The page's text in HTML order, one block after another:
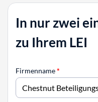
In nur zwei
zu Ihrem LEI
Firmenname*